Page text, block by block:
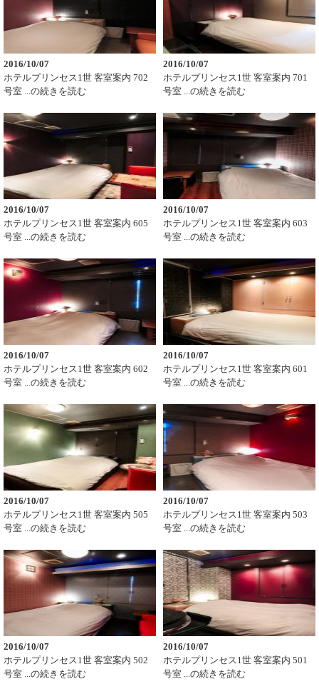
2016/10/07
ホテルプリンセス1世 客室案内 702
号室 ...の続きを読む
2016/10/07
ホテルプリンセス1世 客室案内 701
号室 ...の続きを読む
2016/10/07
ホテルプリンセス1世 客室案内 605
号室 ...の続きを読む
2016/10/07
ホテルプリンセス1世 客室案内 603
号室 ...の続きを読む
2016/10/07
ホテルプリンセス1世 客室案内 602
号室 ...の続きを読む
2016/10/07
ホテルプリンセス1世 客室案内 601
号室 ...の続きを読む
2016/10/07
ホテルプリンセス1世 客室案内 505
号室 ...の続きを読む
2016/10/07
ホテルプリンセス1世 客室案内 503
号室 ...の続きを読む
2016/10/07
ホテルプリンセス1世 客室案内 502
号室 ...の続きを読む
2016/10/07
ホテルプリンセス1世 客室案内 501
号室 ...の続きを読む